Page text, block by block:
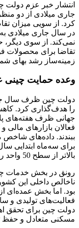
انتشار خبر عزم دولت
جاری میلادی از دو
کرد. از سویی میزان
در سال جاری میلادی
نمی‌کند. از سوی دیگر،
تقاضا برای محصولات
زمینه‌ساز رشد بهای
وعده حمایت چینی
را هدف‌گذاری کرد.
جهانی ظرف هفته‌های
فعالان بازارهای مالی
ببندند. داده‌‌‌های شاخص
بالاتر از سطح 50 واحد را برای ژانویه تا مارس به ثبت رساند.
رونق در بخش خدمات
ناخالص داخلی این
بود. اما بخش عمده‌ای
فعالیت‌های تولیدی و
دولت چین برای تحقق
مسکنی متعادل و حفظ